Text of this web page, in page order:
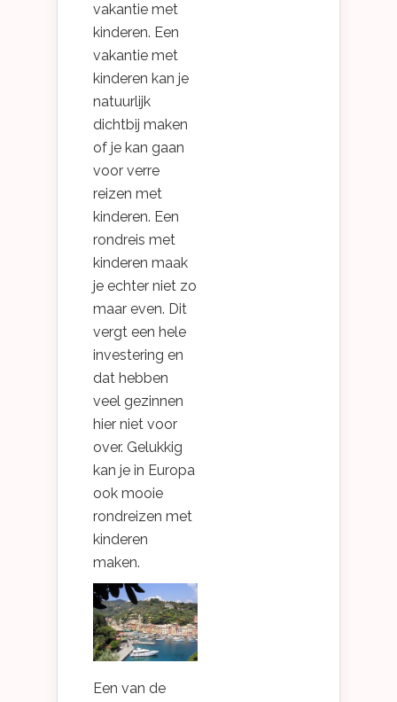
vakantie met
kinderen. Een
vakantie met
kinderen kan je
natuurlijk
dichtbij maken
of je kan gaan
voor verre
reizen met
kinderen. Een
rondreis met
kinderen maak
je echter niet zo
maar even. Dit
vergt een hele
investering en
dat hebben
veel gezinnen
hier niet voor
over. Gelukkig
kan je in Europa
ook mooie
rondreizen met
kinderen
maken.
Een van de